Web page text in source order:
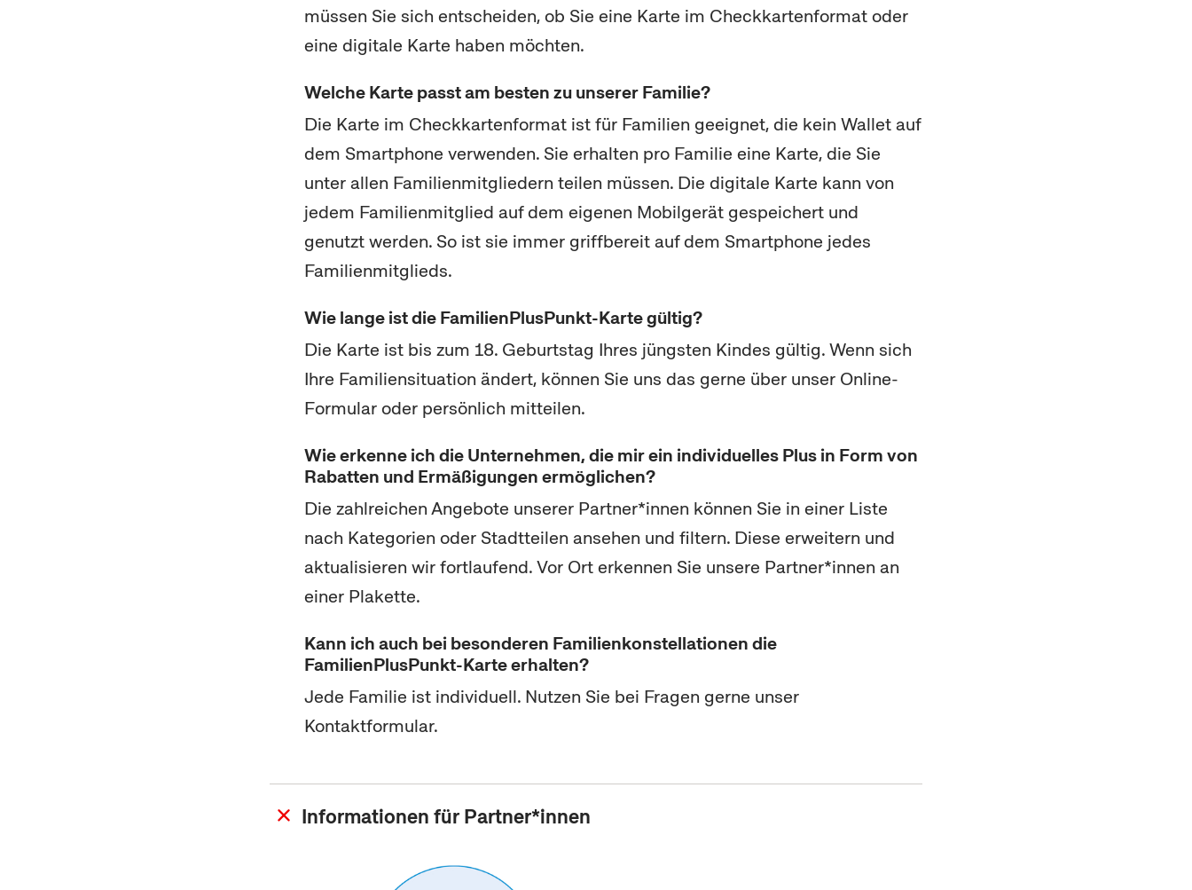
müssen Sie sich entscheiden, ob Sie eine Karte im Checkkartenformat oder
eine digitale Karte haben möchten.
Welche Karte passt am besten zu unserer Familie?
Die Karte im Checkkartenformat ist für Familien geeignet, die keinWalletauf
dem Smartphone verwenden. Sie erhalten pro Familie eine Karte, die Sie
unter allen Familienmitgliedern teilen müssen. Die digitale Karte kann von
jedem Familienmitglied auf dem eigenen Mobilgerät gespeichert und
genutzt werden. So ist sie immer griffbereit auf dem Smartphone jedes
Familienmitglieds.
Wie lange ist die FamilienPlusPunkt-Karte gültig?
Die Karte ist bis zum 18. Geburtstag Ihres jüngsten Kindes gültig. Wenn sich
Ihre Familiensituation ändert, können Sie uns das gerne über unser Online-
Formular oder persönlich mitteilen.
Wie erkenne ich die Unternehmen, die mir ein individuelles Plus in Form von
Rabatten und Ermäßigungen ermöglichen?
Die zahlreichen Angebote unserer Partner*innen können Sie in einer Liste
nach Kategorien oder Stadtteilen ansehen und filtern. Diese erweitern und
aktualisieren wir fortlaufend. Vor Ort erkennen Sie unsere Partner*innen an
einer Plakette.
Kann ich auch bei besonderen Familienkonstellationen die
FamilienPlusPunkt-Karte erhalten?
Jede Familie ist individuell. Nutzen Sie bei Fragen gerne unser
Kontaktformular.
Informationen für Partner*innen